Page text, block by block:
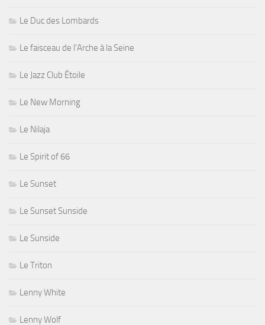
Le Duc des Lombards
Le faisceau de l'Arche à la Seine
Le Jazz Club Étoile
Le New Morning
Le Nilaja
Le Spirit of 66
Le Sunset
Le Sunset Sunside
Le Sunside
Le Triton
Lenny White
Lenny Wolf